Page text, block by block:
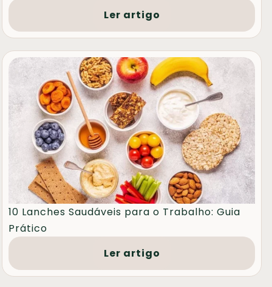
Ler artigo
10 Lanches Saudáveis para o Trabalho: Guia
Prático
Ler artigo